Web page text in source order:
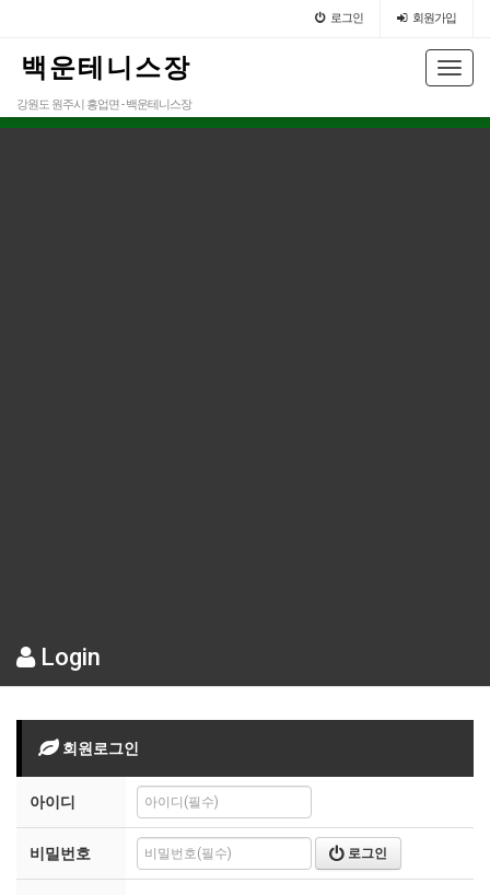
로그인 회원가입
백 운 테 니 스 장
강원도 원주시 흥업면 - 백운테니스장
Login
회원로그인
아이디
비밀번호 로그인